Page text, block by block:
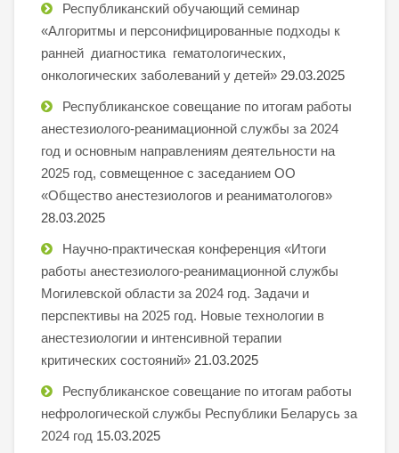
Республиканский обучающий семинар
«Алгоритмы и персонифицированные подходы к
ранней диагностика гематологических,
онкологических заболеваний у детей» 29.03.2025
Республиканское совещание по итогам работы
анестезиолого-реанимационной службы за 2024
год и основным направлениям деятельности на
2025 год, совмещенное с заседанием ОО
«Общество анестезиологов и реаниматологов»
28.03.2025
Научно-практическая конференция «Итоги
работы анестезиолого-реанимационной службы
Могилевской области за 2024 год. Задачи и
перспективы на 2025 год. Новые технологии в
анестезиологии и интенсивной терапии
критических состояний» 21.03.2025
Республиканское совещание по итогам работы
нефрологической службы Республики Беларусь за
2024 год 15.03.2025